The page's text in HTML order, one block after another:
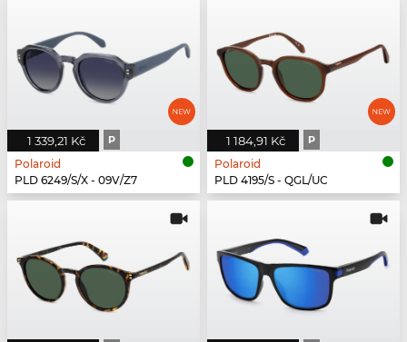
1 339,21 Kč P
Polaroid
PLD 6249/S/X - 09V/Z7
1 184,91 Kč P
Polaroid
PLD 4195/S - QGL/UC